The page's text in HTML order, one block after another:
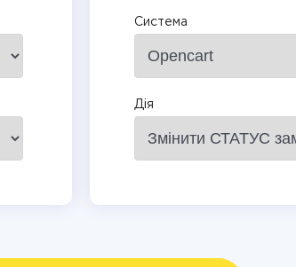
Система
Дія